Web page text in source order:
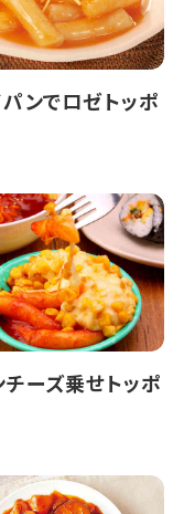
ンでロゼトッポ
チーズ乗せトッポ